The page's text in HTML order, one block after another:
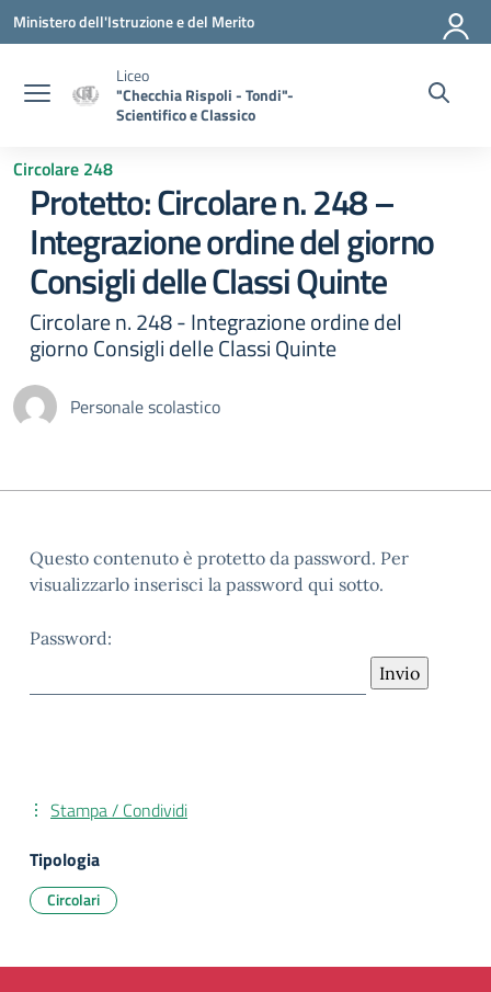
Vai ai contenuti
Vai al menu di navigazione
Vai al footer
Ministero dell'Istruzione e del Merito
Liceo
"Checchia Rispoli - Tondi"-
Scientifico e Classico
Circolare 248
Protetto: Circolare n. 248 –
Integrazione ordine del giorno
Consigli delle Classi Quinte
Circolare n. 248 - Integrazione ordine del
giorno Consigli delle Classi Quinte
Personale scolastico
Questo contenuto è protetto da password. Per
visualizzarlo inserisci la password qui sotto.
Password:
Stampa / Condividi
Tipologia
Circolari